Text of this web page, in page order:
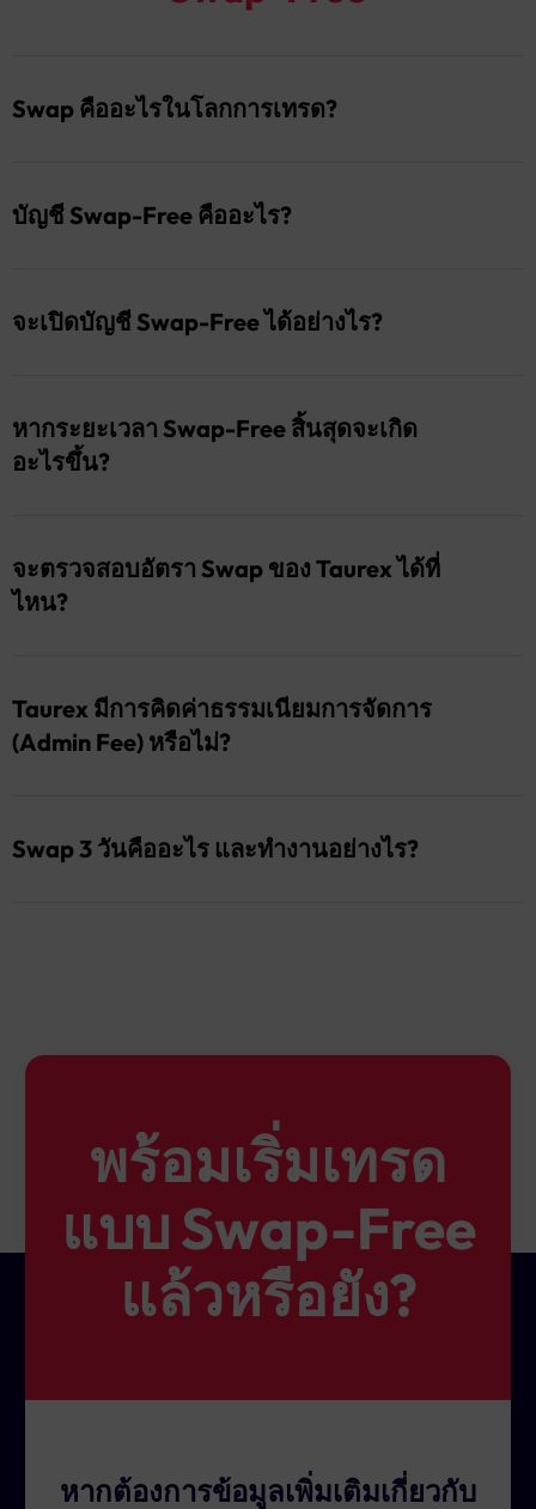
Swap คืออะไรในโลกการเทรด?
คืนให้เมื่อคุณถือออเดอร์ค้างไว้ข้ามวันเทรด ค่านี้
ตราสารนั้น ๆ
บัญชี Swap-Free คืออะไร?
เสียค่าธรรมเนียม Swap เดิมออกแบบมาเพื่อเทรดเดอร์
จะเปิดบัญชี Swap-Free ได้อย่างไร?
สนับสนุนของเราที่ support@tradetaurex.com เพื่อขอ
เปิดใช้งานบัญชีแบบ Swap-Free
หากระยะเวลา Swap-Free สิ้นสุดจะเกิด
อะไรขึ้น?
เริ่มคิดค่าธรรมเนียม Swap รายวันจนกว่าออเดอร์จะ
ถูกปิด โดยจะระบุไว้ในตารางอัตราค่าธรรมเนียมของ
ใน MT5 จะแสดงเป็น Balance Operation
หมายเหตุ: สำหรับบางสัญลักษณ์ที่ไม่รวมอยู่ใน
รายการ Swap-Free อาจมีการเรียกเก็บค่าธรรมเนียม
จะตรวจสอบอัตรา Swap ของ Taurex ได้ที่
ไหน?
ไปที่เมนู “View”
คลิกขวาใน “Market Watch” แล้วเลือก
“Properties” (MT4) หรือ “Specification” (MT5)
หมายเหตุ: ระยะเวลา Swap-Free และอัตรา Swap อาจ
Taurex มีการคิดค่าธรรมเนียมการจัดการ
(Admin Fee) หรือไม่?
ประเทศที่พำนักของคุณและตราสารที่เทรด หมายเหตุ:
Swap 3 วันคืออะไร และทำงานอย่างไร?
หากคุณมี Swap-Free 10 วัน และถือออเดอร์ข้ามวัน
พุธ ระบบจะหัก 3 วันออกทันที
มีผลกับทุกประเภทออเดอร์ Long Short หรือ Hedged
ดังนั้นควรคำนวณให้ดีหากคุณมีแผนถือออเดอร์ข้าม
กลางสัปดาห์ โดยเฉพาะเมื่อใกล้หมดระยะเวลา Swap-
พร้อมเริ่มเทรด
แบบ Swap-Free
แล้วหรือยัง?
หากต้องการข้อมูลเพิ่มเติมเกี่ยวกับ